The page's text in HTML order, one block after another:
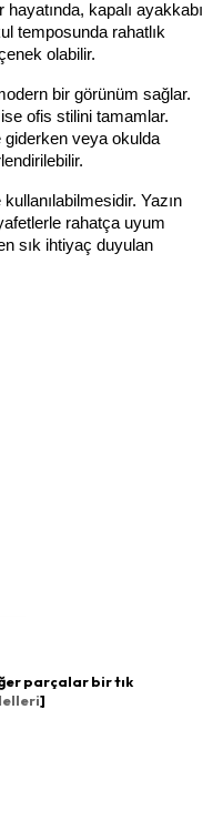
kapalı ayakkabı
temposunda rahatlık
olabilir.
bir görünüm sağlar.
ofis stilini tamamlar.
giderken veya okulda
Yazın
rahatça uyum
sık ihtiyaç duyulan
parçalar bir tık
]